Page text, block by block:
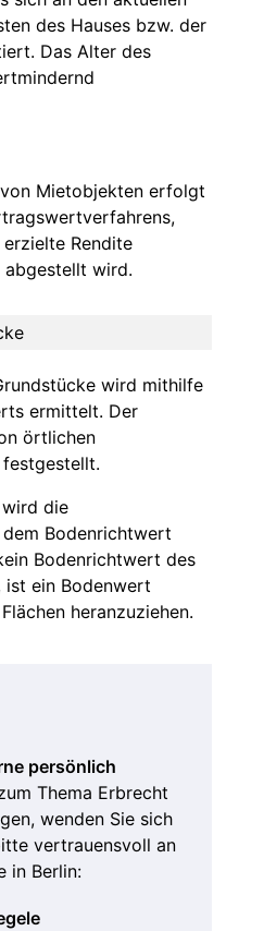
des Hauses bzw. der
Das Alter des
Mietobjekten erfolgt
Rendite
abgestellt wird.
wird mithilfe
ermittelt. Der
örtlichen
festgestellt.
die
Bodenrichtwert
Bodenrichtwert des
ist ein Bodenwert
heranzuziehen.
persönlich
Thema Erbrecht
wenden Sie sich
vertrauensvoll an
in Berlin: